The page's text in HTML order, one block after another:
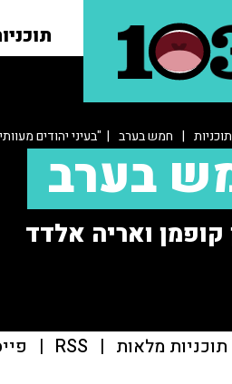
תוכניות | חמש בערב | "בעיני יהודים
בערב
קופמן ואריה אלדד
תוכניות מלאות |
RSS
|